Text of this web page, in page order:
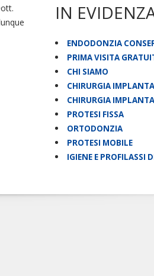
IN
ENDODONZIA
PRIMA VISITA
CHI SIAMO
CHIRURGIA
CHIRURGIA
PROTESI FISSA
ORTODONZIA
PROTESI MOBILE
IGIENE E PROFILASSI